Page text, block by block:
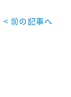
< 前の記事へ